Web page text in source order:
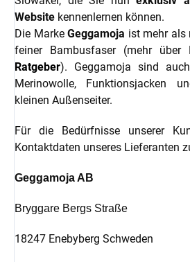
Website kennenlernen können.
Die MarkeGeggamoja ist mehr als
feiner Bambusfaser (mehr über
Ratgeber). Geggamoja sind
Merinowolle, Funktionsjacken
kleinen Außenseiter.
Für die Bedürfnisse unserer
Kontaktdaten unseres Lieferanten
Geggamoja AB
Bryggare Bergs Straße
18247 Enebyberg Schweden